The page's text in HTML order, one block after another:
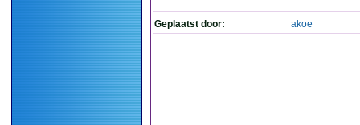
Geplaatst door: akoe